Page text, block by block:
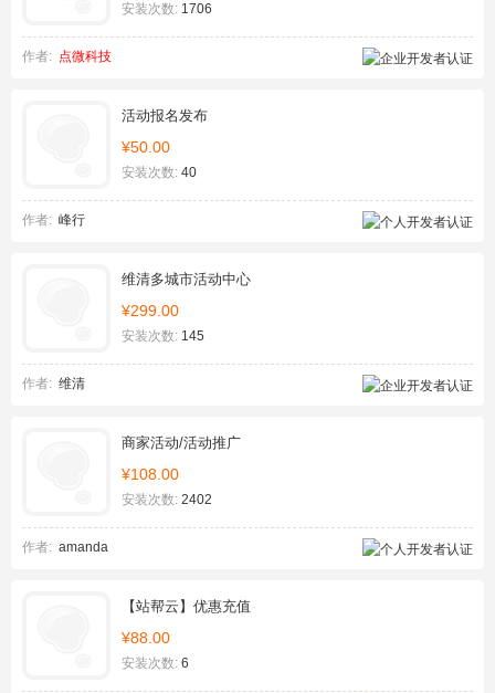
安装次数: 1706
作者: 点微科技
活动报名发布
¥50.00
安装次数: 40
作者: 峰行
维清多城市活动中心
¥299.00
安装次数: 145
作者: 维清
商家活动/活动推广
¥108.00
安装次数: 2402
作者: amanda
【站帮云】优惠充值
¥88.00
安装次数: 6